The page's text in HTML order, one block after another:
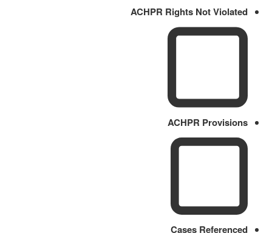
ACHPR Rights Not Violated
ACHPR Provisions
Cases Referenced